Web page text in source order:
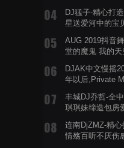
DJ猛子-精心打
星送爱河中的宝
AUG 2019抖音
堂的魔鬼 我的
DJAK中文慢摇
年以后,Private
丰城DJ乔哲-全
琪琪妹缔造包房
连南DjZMZ-精
情殇百听不厌伤